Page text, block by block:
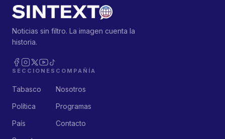
Noticias sin filtro. La imagen cuenta la
historia.
SECCIONES
Tabasco
Política
País
COMPAÑÍA
Nosotros
Programas
Contacto